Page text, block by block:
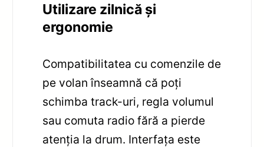
Utilizare zilnică și
ergonomie
Compatibilitatea cu comenzile de
pe volan înseamnă că poți
schimba track-uri, regla volumul
sau comuta radio fără a pierde
atenția la drum. Interfața este